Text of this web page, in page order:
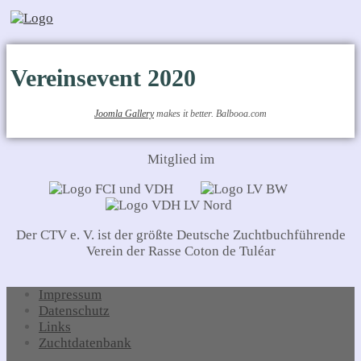
Vereinsevent 2020
Joomla Gallerymakes it better. Balbooa.com
Mitglied im
Der CTV e. V. ist der größte Deutsche Zuchtbuchführende
Verein der Rasse Coton de Tuléar
Impressum
Datenschutz
Links
Zuchtdatenbank